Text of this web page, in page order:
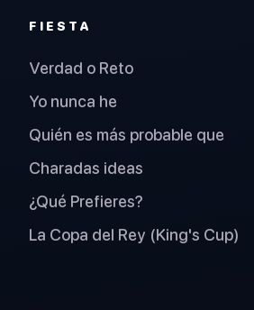
FIESTA
Verdad o Reto
Yo nunca he
Quién es más probable que
Charadas ideas
¿Qué Prefieres?
La Copa del Rey (King's Cup)